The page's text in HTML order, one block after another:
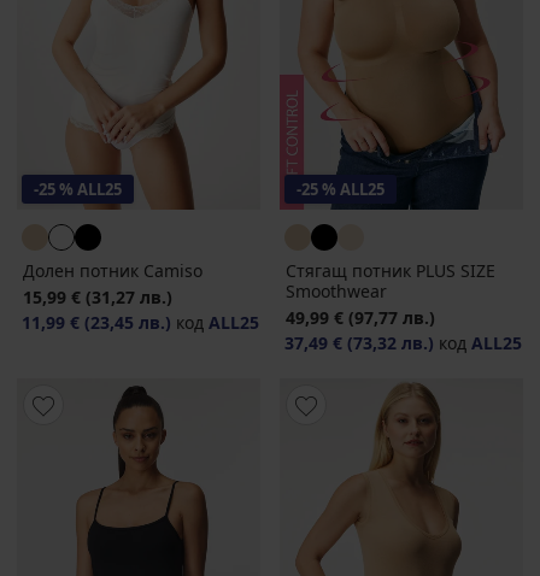
-25 % ALL25
Долен потник Camiso
15,99 € (31,27 лв.)
11,99 € (23,45 лв.) код ALL25
-25 % ALL25
Стягащ потник PLUS SIZE
Smoothwear
49,99 € (97,77 лв.)
37,49 € (73,32 лв.) код ALL25